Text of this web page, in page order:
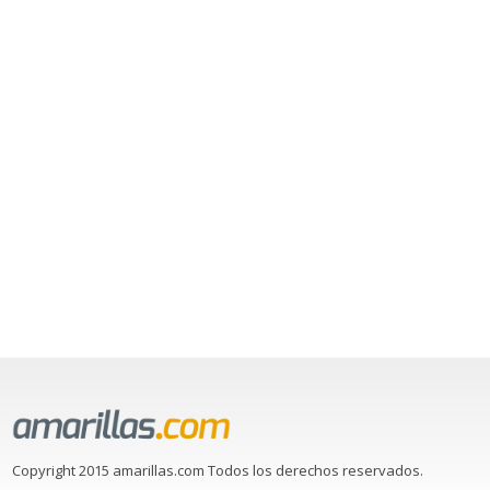
Copyright 2015 amarillas.com Todos los derechos reservados.